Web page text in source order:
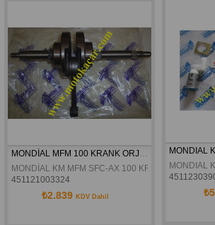
MONDİAL KM MFM SFC-AX 100 KRANK ORJİNAL
451121003324
₺2.839 KDV Dahil